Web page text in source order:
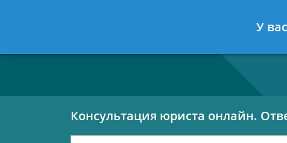
7 812 467-42-15
Консультация юриста онлайн.
У